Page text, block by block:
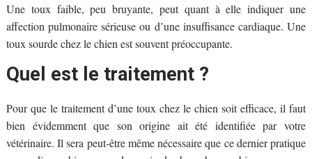
Une toux faible, peu bruyante, peut quant à elle indiquer une
affection pulmonaire sérieuse ou d’une insuffisance cardiaque. Une
toux sourde chez le chien est souvent préoccupante.
Quel est le traitement ?
Pour que le traitement d’une toux chez le chien soit efficace, il faut
bien évidemment que son origine ait été identifiée par votre
vétérinaire. Il sera peut-être même nécessaire que ce dernier pratique